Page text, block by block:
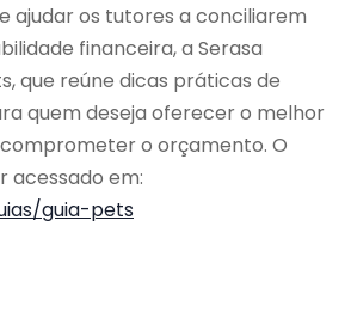
ajudar os tutores a conciliarem
financeira, a Serasa
que reúne dicas práticas de
quem deseja oferecer o melhor
o orçamento. O
acessado em:
guia-pets